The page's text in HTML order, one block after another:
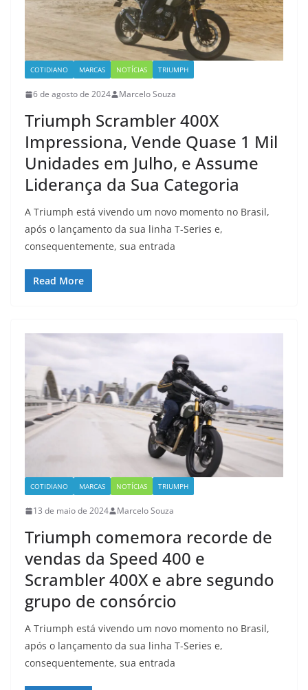
COTIDIANO MARCAS NOTÍCIAS TRIUMPH
6 de agosto de 2024 Marcelo Souza
Triumph Scrambler 400X
Impressiona, Vende Quase 1 Mil
Unidades em Julho, e Assume
Liderança da Sua Categoria
A Triumph está vivendo um novo momento no Brasil,
após o lançamento da sua linha T-Series e,
consequentemente, sua entrada
Read More
COTIDIANO MARCAS NOTÍCIAS TRIUMPH
13 de maio de 2024 Marcelo Souza
Triumph comemora recorde de
vendas da Speed 400 e
Scrambler 400X e abre segundo
grupo de consórcio
A Triumph está vivendo um novo momento no Brasil,
após o lançamento da sua linha T-Series e,
consequentemente, sua entrada